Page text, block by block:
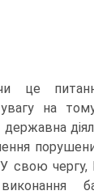
це
на
свою чергу,